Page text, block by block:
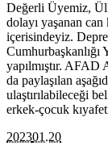
Değerli Üyemiz,
dolayı yaşanan
içerisindeyiz.
Cumhurbaşkanlığı
yapılmıştır. AFAD
da paylaşılan
ulaştırılabileceği
erkek-çocuk
202301.20